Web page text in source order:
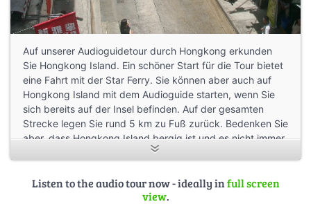
Auf unserer Audioguidetour durch Hongkong erkunden
Sie Hongkong Island. Ein schöner Start für die Tour bietet
eine Fahrt mit der Star Ferry. Sie können aber auch auf
Hongkong Island mit dem Audioguide starten, wenn Sie
sich bereits auf der Insel befinden. Auf der gesamten
Strecke legen Sie rund 5 km zu Fuß zurück. Bedenken Sie
aber, dass Hongkong Island bergig ist und es nicht immer
geradeaus geht. Planen Sie daher rund einen halben bis
Möglichkeit die Strecke an zwei Stellen abzukürzen.
Entsprechende Hinweise finden Sie in der
Listen to the audio tour now - ideally infull screen
view.